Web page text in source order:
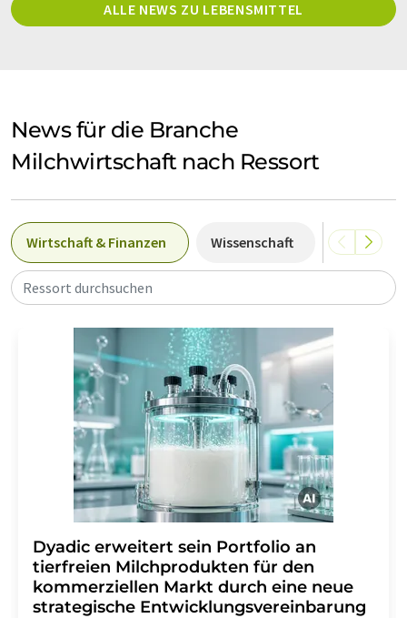
ALLE NEWS ZU LEBENSMITTEL
News für die Branche
Milchwirtschaft nach Ressort
Wirtschaft & Finanzen Wissenschaft Karriere
Ressort durchsuchen
Dyadic erweitert sein Portfolio an
tierfreien Milchprodukten für den
kommerziellen Markt durch eine neue
strategische Entwicklungsvereinbarung